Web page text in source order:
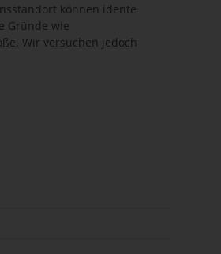
können idente
Gründe wie
Wir versuchen jedoch